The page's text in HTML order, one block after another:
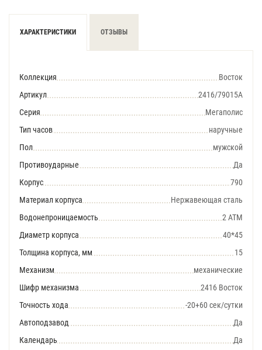
ХАРАКТЕРИСТИКИ ОТЗЫВЫ
Коллекция
Восток
Артикул
2416/79015А
Серия
Мегаполис
Тип часов
наручные
Пол
мужской
Противоударные
Да
Корпус
790
Материал корпуса
Нержавеющая сталь
Водонепроницаемость
2 АТМ
Диаметр корпуса
40*45
Толщина корпуса, мм
15
Механизм
механические
Шифр механизма
2416 Восток
Точность хода
-20+60 сек/сутки
Автоподзавод
Да
Календарь
Да